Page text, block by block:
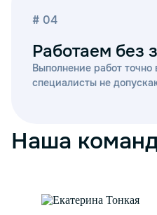
# 04
Работаем без
Выполнение работ
специалисты не
Наша